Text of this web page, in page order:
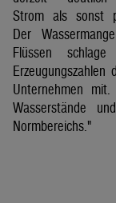
Strom als sonst
Der
Flüssen
Unternehmen
Wasserstände
Normbereichs."